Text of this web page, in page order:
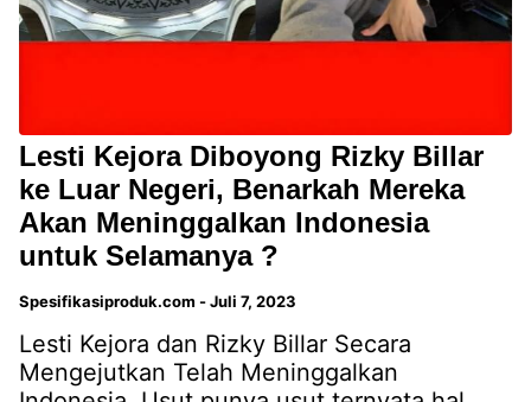
Lesti Kejora Diboyong Rizky Billar
ke Luar Negeri, Benarkah Mereka
Akan Meninggalkan Indonesia
untuk Selamanya ?
Spesifikasiproduk.com -Juli 7, 2023
Lesti Kejora dan Rizky Billar Secara
Mengejutkan Telah Meninggalkan